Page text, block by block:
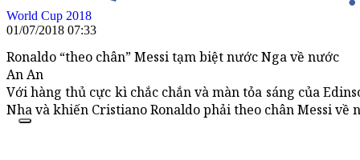
World Cup 2018
01/07/2018 07:33
Ronaldo “theo chân” Messi tạm biệt nước Nga về nước
An An
Với hàng thủ cực kì chắc chắn và màn tỏa sáng của
Nha và khiến Cristiano Ronaldo phải theo chân Messi về